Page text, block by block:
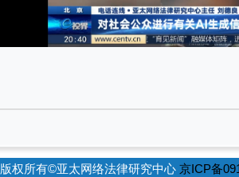
版权所有©亚太网络法律研究中心 京ICP备